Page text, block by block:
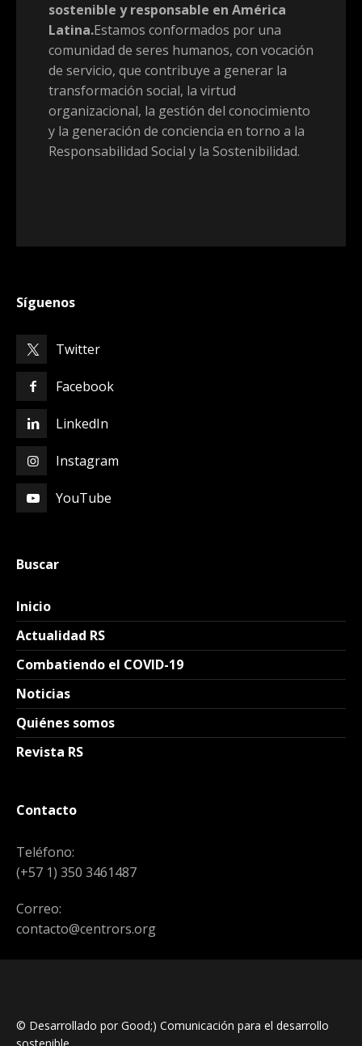
sostenible y responsable en América
Latina.Estamos conformados por una
comunidad de seres humanos, con vocación
de servicio, que contribuye a generar la
transformación social, la virtud
organizacional, la gestión del conocimiento
y la generación de conciencia en torno a la
Responsabilidad Social y la Sostenibilidad.
Síguenos
Twitter
Facebook
LinkedIn
Instagram
YouTube
Buscar
Inicio
Actualidad RS
Combatiendo el COVID-19
Noticias
Quiénes somos
Revista RS
Contacto
Teléfono:
(+57 1) 350 3461487
Correo:
contacto@centrors.org
© Desarrollado por Good;) Comunicación para el desarrollo